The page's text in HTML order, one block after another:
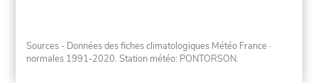
Sources - Données des fiches climatologiques Météo France ·
normales 1991-2020. Station météo: PONTORSON.